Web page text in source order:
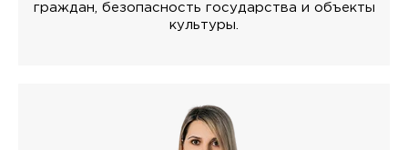
граждан, безопасность государства и объекты
культуры.